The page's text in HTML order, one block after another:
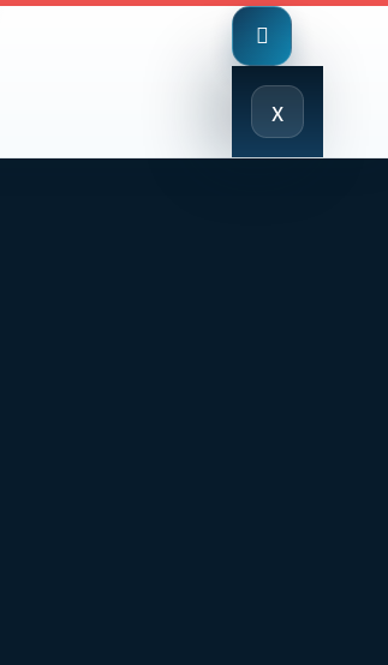
x
Close
Menu